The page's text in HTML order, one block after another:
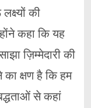
की
कहा कि यह
ज़िम्मेदारी की
का क्षण है कि हम
से कहां